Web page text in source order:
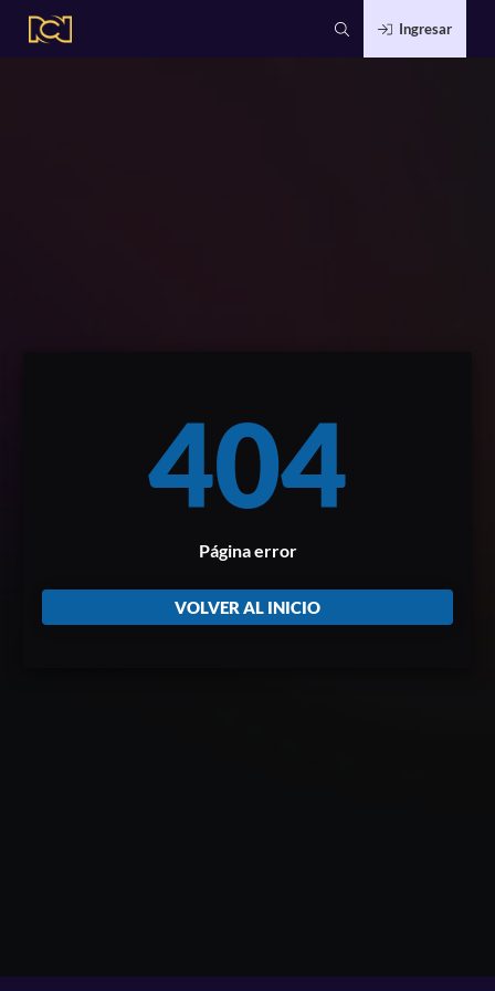
Ingresar
404
Página error
VOLVER AL INICIO